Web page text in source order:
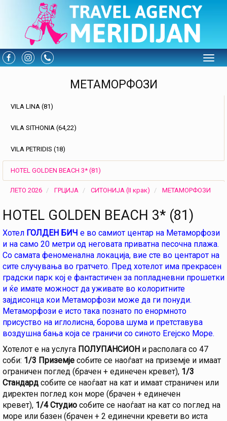
МЕТАМОРФОЗИ
VILA LINA (81)
VILA SITHONIA (64,22)
VILA PETRIDIS (18)
HOTEL GOLDEN BEACH 3* (81)
ЛЕТО 2026 ГРЦИЈА СИТОНИЈА (II крак) МЕТАМОРФОЗИ
HOTEL GOLDEN BEACH 3* (81)
Хотел ГОЛДЕН БИЧ е во самиот центар на Метаморфози
и на само 20 метри од неговата приватна песочна плажа.
Со самата феноменална локација, вие сте во центарот на
сите случувања во гратчето. Пред хотелот има прекрасен
градски парк кој е фантастичен за попладневни прошетки
и ќе имате можност да уживате во колоритните
зајдисонца кои Метаморфози може да ги понуди.
Метаморфози е исто така познато по енормното
присуство на иглолисна, борова шума и претставува
воздушна бања која се граничи со синото Егејско Море.
Хотелот е на услуга ПОЛУПАНСИОН и располага со 47
соби: 1/3 Приземје собите се наоѓаат на приземје и имаат
ограничен поглед (брачен + eдинечен кревет), 1/3
Стандард собите се наоѓаат на кат и имаат страничен или
директен поглед кон море (брачен + единечен
кревет), 1/4 Студио собите се наоѓаат на кат со поглед на
море или базен (брачен + 2 единечни кревети во иста